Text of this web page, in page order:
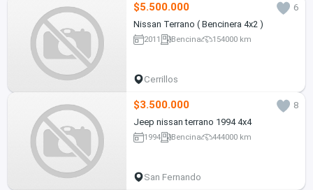
$5.500.000
6
Nissan Terrano ( Bencinera 4x2 )
2011 Bencina 154000 km
Cerrillos
$3.500.000
8
Jeep nissan terrano 1994 4x4
1994 Bencina 444000 km
San Fernando